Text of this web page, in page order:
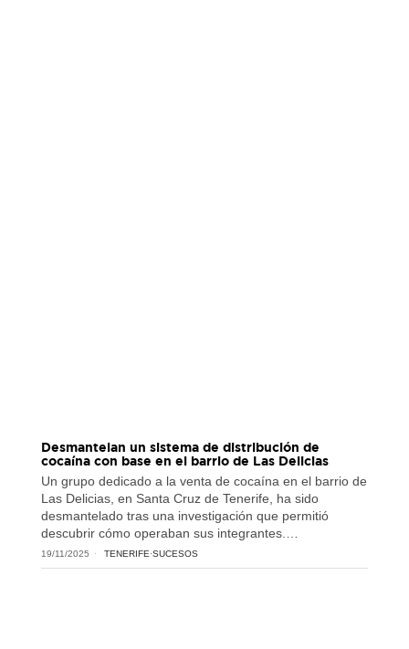
Desmantelan un sistema de distribución de
cocaína con base en el barrio de Las Delicias
Un grupo dedicado a la venta de cocaína en el barrio de
Las Delicias, en Santa Cruz de Tenerife, ha sido
desmantelado tras una investigación que permitió
descubrir cómo operaban sus integrantes.…
19/11/2025 TENERIFE·SUCESOS